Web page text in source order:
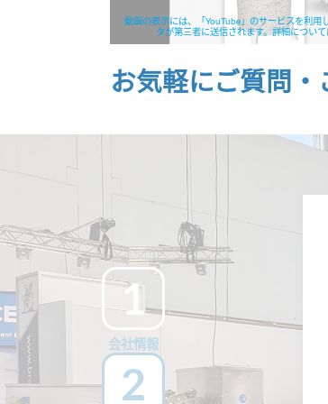
動画の表示には、「YouTube」のサービスを利
タが第三者に送信されます。詳細につい
お気軽にご質問
1
会社情報
2